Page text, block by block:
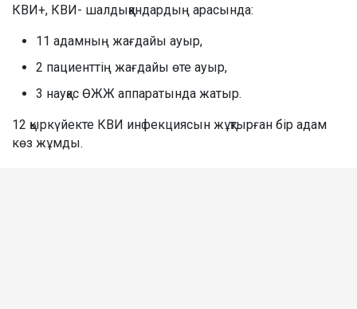
КВИ+, КВИ- шалдыққандардың арасында:
11 адамның жағдайы ауыр,
2 пациенттің жағдайы өте ауыр,
3 науқас ӨЖЖ аппаратында жатыр.
12 қыркүйекте КВИ инфекциясын жұқтырған бір адам
көз жұмды.